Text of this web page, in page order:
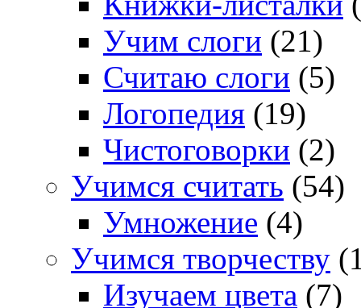
Учим слоги (21)
Считаю слоги (5)
Логопедия (19)
Чистоговорки (2)
Учимся считать (54)
Умножение (4)
Учимся творчеству
Изучаем цвета (7)